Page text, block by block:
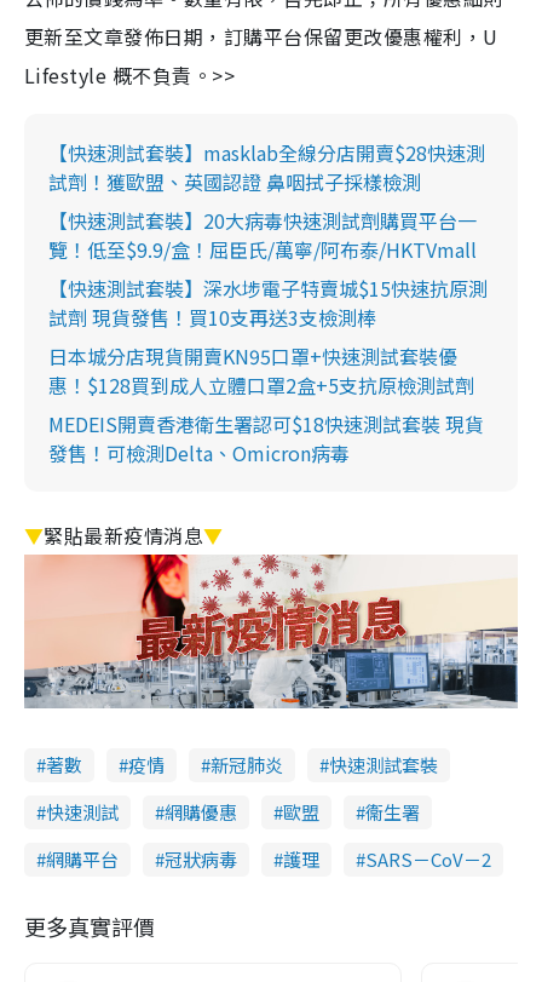
更新至文章發佈日期，訂購平台保留更改優惠權利，U
Lifestyle 概不負責。>>
【快速測試套裝】masklab全線分店開賣$28快速測
試劑！獲歐盟、英國認證 鼻咽拭子採樣檢測
【快速測試套裝】20大病毒快速測試劑購買平台一
覽！低至$9.9/盒！屈臣氏/萬寧/阿布泰/HKTVmall
【快速測試套裝】深水埗電子特賣城$15快速抗原測
試劑 現貨發售！買10支再送3支檢測棒
日本城分店現貨開賣KN95口罩+快速測試套裝優
惠！$128買到成人立體口罩2盒+5支抗原檢測試劑
MEDEIS開賣香港衛生署認可$18快速測試套裝 現貨
發售！可檢測Delta、Omicron病毒
▼緊貼最新疫情消息▼
著數 疫情 新冠肺炎
快速測試套裝
快速測試
網購優惠 歐盟
衞生署
網購平台
冠狀病毒 護理 SARS－CoV－2
更多真實評價